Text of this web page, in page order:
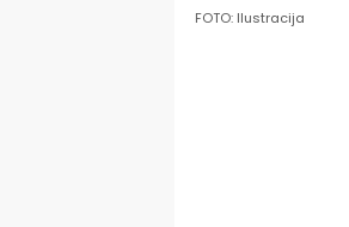
FOTO: Ilustracija